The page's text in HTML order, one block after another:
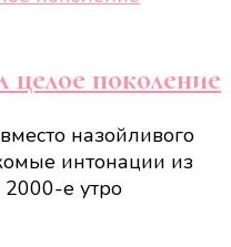
целое поколение
назойливого
интонации из
е утро